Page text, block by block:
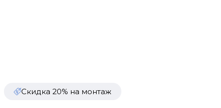
Скидка 20% на монтаж